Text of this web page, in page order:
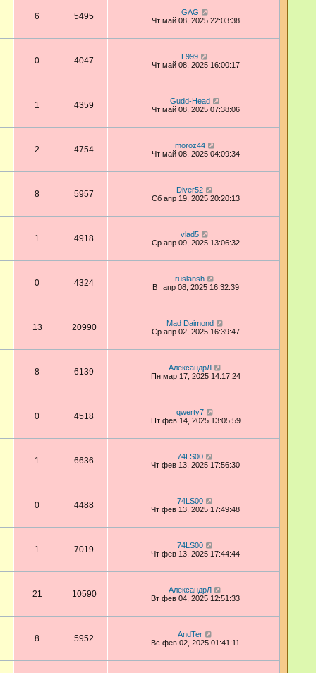
6 5495
GAG
Чт май 08, 2025 22:03:38
0 4047
L999
Чт май 08, 2025 16:00:17
1 4359
Gudd-Head
Чт май 08, 2025 07:38:06
2 4754
moroz44
Чт май 08, 2025 04:09:34
8 5957
Diver52
Сб апр 19, 2025 20:20:13
1 4918
vlad5
Ср апр 09, 2025 13:06:32
0 4324
ruslansh
Вт апр 08, 2025 16:32:39
13 20990
Mad Daimond
Ср апр 02, 2025 16:39:47
8 6139
АлександрЛ
Пн мар 17, 2025 14:17:24
0 4518
qwerty7
Пт фев 14, 2025 13:05:59
1 6636
74LS00
Чт фев 13, 2025 17:56:30
0 4488
74LS00
Чт фев 13, 2025 17:49:48
1 7019
74LS00
Чт фев 13, 2025 17:44:44
21 10590
АлександрЛ
Вт фев 04, 2025 12:51:33
8 5952
AndTer
Вс фев 02, 2025 01:41:11